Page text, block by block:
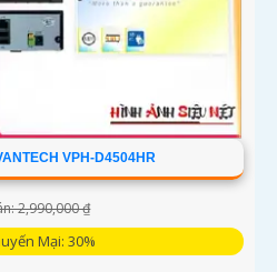
VPH-D4504HR
2,990,000 ₫
Mại: 30%